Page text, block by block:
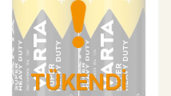
TÜKENDİ